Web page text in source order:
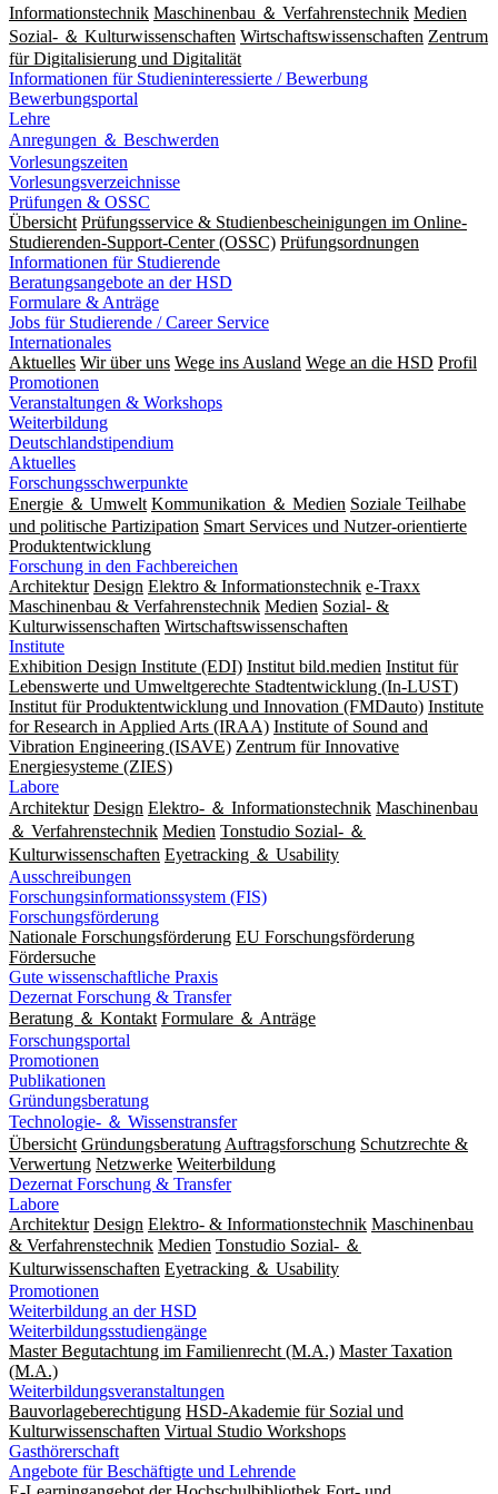
Informationstechnik Maschinenbau ＆ Verfahrenstechnik Medien
Sozial- ＆ Kulturwissenschaften Wirtschaftswissenschaften Zentrum
für Digitalisierung und Digitalität
Informationen für Studieninteressierte / Bewerbung
Bewerbungsportal
Lehre
Anregungen ＆ Beschwerden
Vorlesungszeiten
Vorlesungsverzeichnisse
Prüfungen & OSSC
Übersicht Prüfungsservice & Studienbescheinigungen im Online-
Studierenden-Support-Center (OSSC) Prüfungsordnungen
Informationen für Studierende
Beratungsangebote an der HSD
Formulare & Anträge
Jobs für Studierende / Career Service
Internationales
Aktuelles Wir über uns Wege ins Ausland Wege an die HSD Profil
Promotionen
Veranstaltungen & Workshops
Weiterbildung
Deutschlandstipendium
Aktuelles
Forschungsschwerpunkte
Energie ＆ Umwelt Kommunikation ＆ Medien Soziale Teilhabe
und politische Partizipation Smart Services und Nutzer-orientierte
Produktentwicklung
Forschung in den Fachbereichen
Architektur Design Elektro & Informationstechnik e-Traxx
Maschinenbau & Verfahrenstechnik Medien Sozial- &
Kulturwissenschaften Wirtschaftswissenschaften
Institute
Exhibition Design Institute (EDI) Institut bild.medien Institut für
Lebenswerte und Umweltgerechte Stadtentwicklung (In-LUST)
Institut für Produktentwicklung und Innovation (FMDauto) Institute
for Research in Applied Arts (IRAA) Institute of Sound and
Vibration Engineering (ISAVE) Zentrum für Innovative
Energiesysteme (ZIES)
Labore
Architektur Design Elektro- ＆ Informationstechnik Maschinenbau
＆ Verfahrenstechnik Medien Tonstudio Sozial- ＆
Kulturwissenschaften Eyetracking ＆ Usability
Ausschreibungen
Forschungsinformationssystem (FIS)
Forschungsförderung
Nationale Forschungsförderung EU Forschungsförderung
Fördersuche
Gute wissenschaftliche Praxis
Dezernat Forschung & Transfer
Beratung ＆ Kontakt Formulare ＆ Anträge
Forschungsportal
Promotionen
Publikationen
Gründungsberatung
Technologie- ＆ Wissenstransfer
Übersicht Gründungsberatung Auftragsforschung Schutzrechte &
Verwertung Netzwerke Weiterbildung
Dezernat Forschung & Transfer
Labore
Architektur Design Elektro- & Informationstechnik Maschinenbau
& Verfahrenstechnik Medien Tonstudio Sozial- ＆
Kulturwissenschaften Eyetracking ＆ Usability
Promotionen
Weiterbildung an der HSD
Weiterbildungsstudiengänge
Master Begutachtung im Familienrecht (M.A.) Master Taxation
(M.A.)
Weiterbildungsveranstaltungen
Bauvorlageberechtigung HSD-Akademie für Sozial und
Kulturwissenschaften Virtual Studio Workshops
Gasthörerschaft
Angebote für Beschäftigte und Lehrende